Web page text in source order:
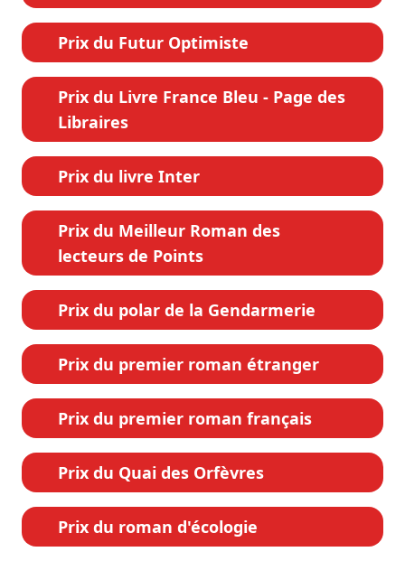
Prix du Futur Optimiste
Prix du Livre France Bleu - Page des
Libraires
Prix du livre Inter
Prix du Meilleur Roman des
lecteurs de Points
Prix du polar de la Gendarmerie
Prix du premier roman étranger
Prix du premier roman français
Prix du Quai des Orfèvres
Prix du roman d'écologie